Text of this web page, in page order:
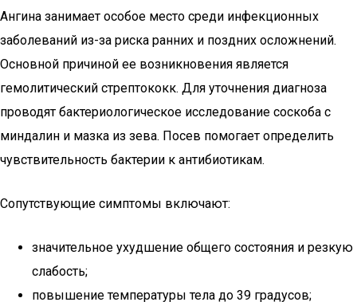
Ангина занимает особое место среди инфекционных
заболеваний из-за риска ранних и поздних осложнений.
Основной причиной ее возникновения является
гемолитический стрептококк. Для уточнения диагноза
проводят бактериологическое исследование соскоба с
миндалин и мазка из зева. Посев помогает определить
чувствительность бактерии к антибиотикам.
Сопутствующие симптомы включают:
значительное ухудшение общего состояния и резкую
слабость;
повышение температуры тела до 39 градусов;